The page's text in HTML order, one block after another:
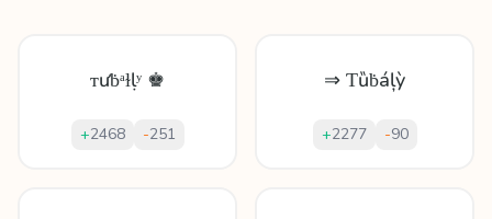
ᴛưḃᵃɫḷʸ ♚
+2468 -251
⇒ Ƭȕḃáļỳ
+2277 -90